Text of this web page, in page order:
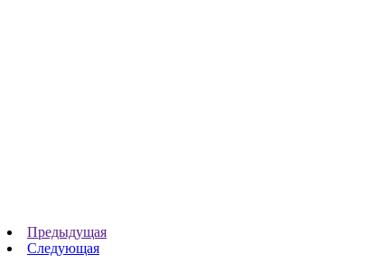
Предыдущая
Следующая